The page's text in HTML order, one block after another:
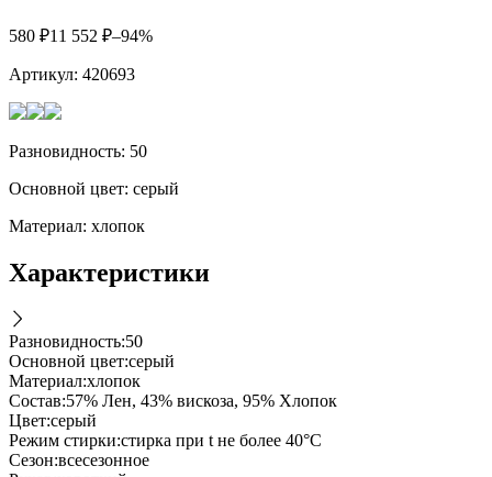
580 ₽11 552 ₽–94%
Артикул: 420693
Разновидность: 50
Основной цвет: серый
Материал: хлопок
Характеристики
Разновидность:50
Основной цвет:серый
Материал:хлопок
Состав:57% Лен, 43% вискоза, 95% Хлопок
Цвет:серый
Режим стирки:стирка при t не более 40°C
Cезон:всесезонное